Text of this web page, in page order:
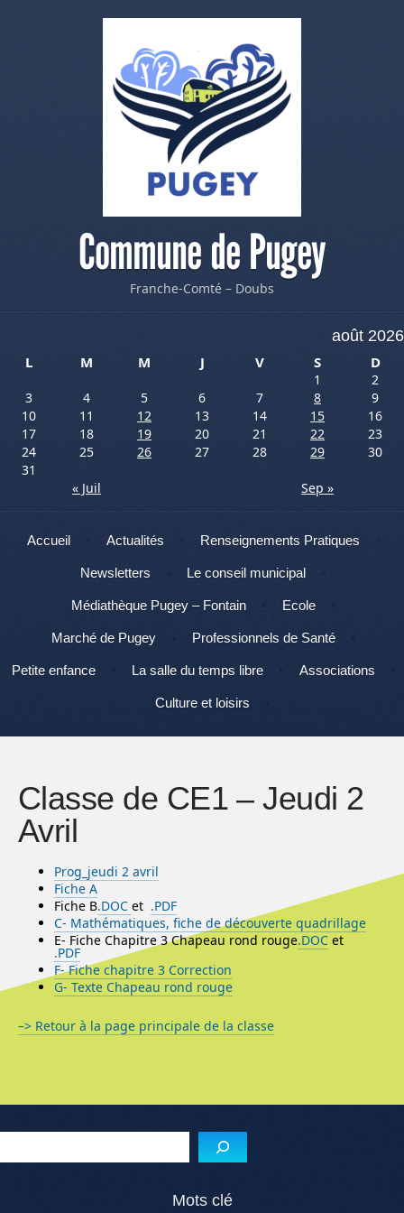
Commune de Pugey
Franche-Comté – Doubs
août 2026
L
M M J V S D
1
2
3
4 5 6 7 8
9
10
11 12 13 14 15
16
17
18 19 20 21 22
23
24
25 26 27 28 29
30
31
« Juil
Sep »
Menu
Aller au contenu
Accueil Actualités Renseignements Pratiques
Newsletters Le conseil municipal
Médiathèque Pugey – Fontain Ecole
Marché de Pugey Professionnels de Santé
Petite enfance La salle du temps libre Associations
Culture et loisirs
Classe de CE1 – Jeudi 2
Avril
Prog_jeudi 2 avril
Fiche A
Fiche B.DOC et .PDF
C- Mathématiques, fiche de découverte quadrillage
E- Fiche Chapitre 3 Chapeau rond rouge.DOC et
.PDF
F- Fiche chapitre 3 Correction
G- Texte Chapeau rond rouge
–> Retour à la page principale de la classe
Menu de l'article
Mots clé